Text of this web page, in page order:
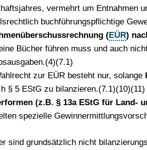
vermehrt um Entnahmen
buchführungspflichtige
(EÜR)
Bücher führen muss und auch
zur EÜR besteht nur, solange
§ 5 EStG zu bilanzieren.(7.1)(10)(11)
(z.B. § 13a EStG für Land-
spezielle
sind grundsätzlich nicht